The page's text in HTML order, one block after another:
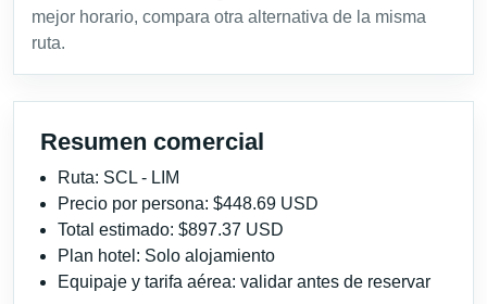
mejor horario, compara otra alternativa de la misma
ruta.
Resumen comercial
Ruta: SCL - LIM
Precio por persona: $448.69 USD
Total estimado: $897.37 USD
Plan hotel: Solo alojamiento
Equipaje y tarifa aérea: validar antes de reservar